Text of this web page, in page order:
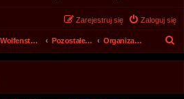
Zaloguj się
Zarejestruj się
Wolfenstein.pl - Archiwum Pozostałe działy forum Organizacja - Biuro Administracji Forum